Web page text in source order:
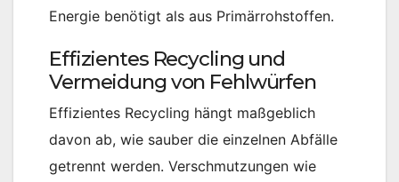
Energie benötigt als aus Primärrohstoffen​.
Effizientes Recycling und
Vermeidung von Fehlwürfen
Effizientes Recycling hängt maßgeblich
davon ab, wie sauber die einzelnen Abfälle
getrennt werden. Verschmutzungen wie